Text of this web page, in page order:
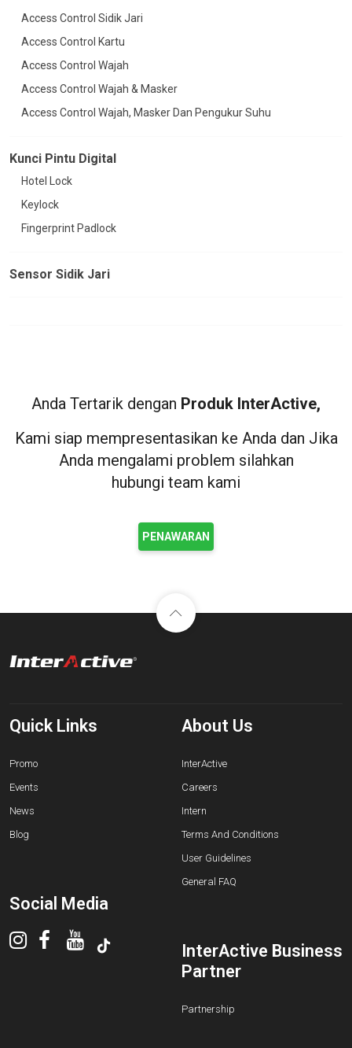
Access Control Sidik Jari
Access Control Kartu
Access Control Wajah
Access Control Wajah & Masker
Access Control Wajah, Masker Dan Pengukur Suhu
Kunci Pintu Digital
Hotel Lock
Keylock
Fingerprint Padlock
Sensor Sidik Jari
Anda Tertarik dengan Produk InterActive,
Kami siap mempresentasikan ke Anda dan Jika
Anda mengalami problem silahkan
hubungi team kami
PENAWARAN
Quick Links
Promo
Events
News
Blog
Social Media
About Us
InterActive
Careers
Intern
Terms And Conditions
User Guidelines
General FAQ
InterActive Business
Partner
Partnership